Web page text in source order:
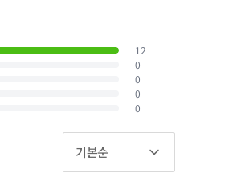
12
0
0
0
0
기본순